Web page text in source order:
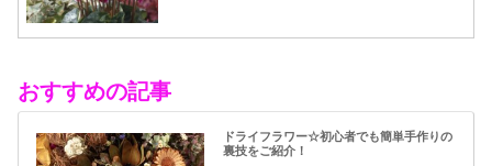
おすすめの記事
ドライフラワー☆初心者でも簡単手作りの
裏技をご紹介！